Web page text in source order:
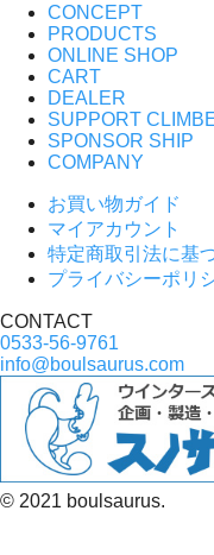
CONCEPT
PRODUCTS
ONLINE SHOP
CART
DEALER
SUPPORT
SPONSOR SHIP
COMPANY
お買い物ガイド
マイアカウント
特定商取引法に基
プライバシーポリ
CONTACT
0533-56-9761
info@boulsaurus.com
© 2021 boulsaurus.